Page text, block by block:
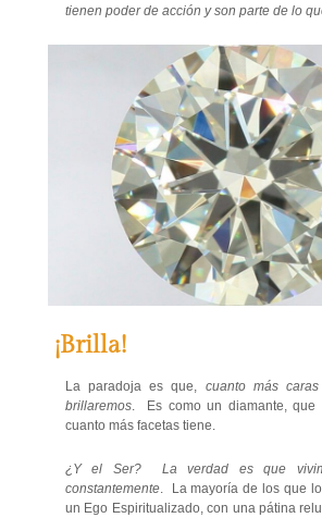
tienen poder de acción y son parte de lo
¡Brilla!
La paradoja es que, cuanto más
brillaremos . Es como un diamante, que
cuanto más facetas tiene.
¿Y el Ser? La verdad es que
constantemente. La mayoría de los que
un Ego Espiritualizado, con una pátina